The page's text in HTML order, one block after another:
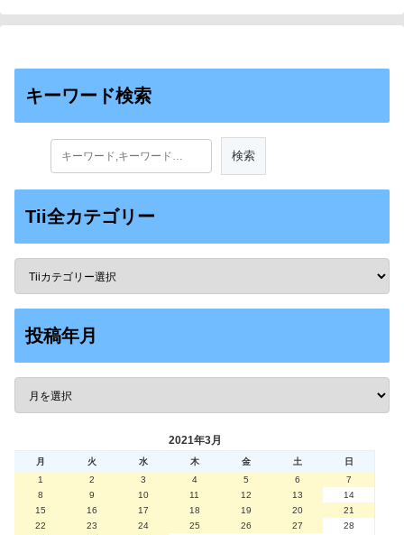
キーワード検索
Tii全カテゴリー
投稿年月
2021年3月
月 火 水 木 金 土
日
1
2 3 4 5 6
7
8
9 10 11 12 13
14
15
16 17 18 19 20
21
22
23 24 25 26 27
28